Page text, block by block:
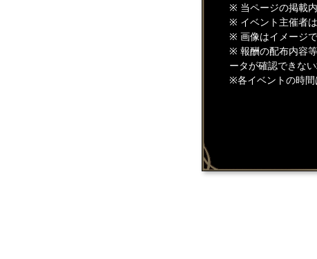
※ 当ページの掲載
※ イベント主催者
※ 画像はイメージ
※ 報酬の配布内容
ータが確認できな
※各イベントの時間